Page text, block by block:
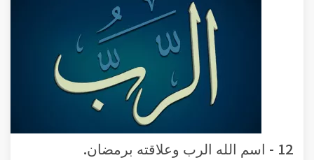
12 - اسم الله الرب وعلاقته برمضان.